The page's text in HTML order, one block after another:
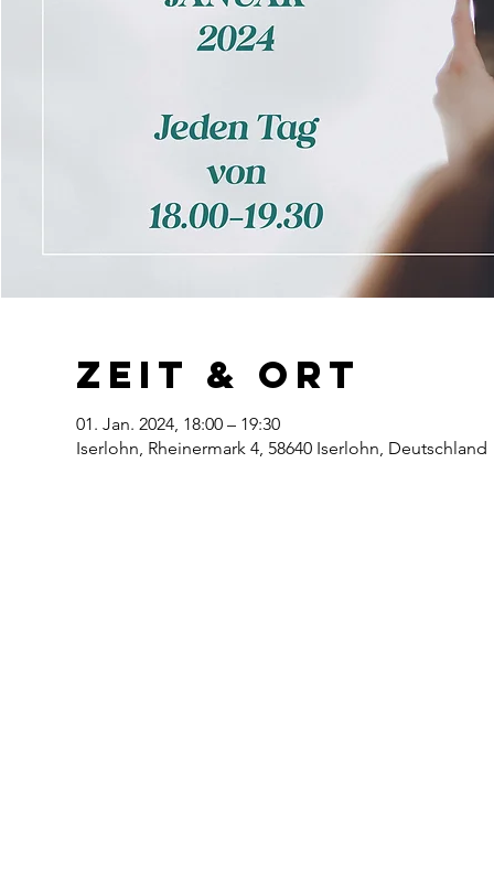
Zeit & Ort
01. Jan. 2024, 18:00 – 19:30
Iserlohn, Rheinermark 4, 58640 Iserlohn, Deutschland